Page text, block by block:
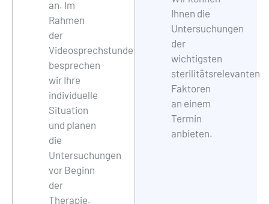
an. Im
Rahmen
der
Videosprechstunde
besprechen
wir Ihre
individuelle
Situation
und planen
die
Untersuchungen
vor Beginn
der
Therapie.
Ihnen die
Untersuchungen
der
wichtigsten
sterilitätsrelevanten
Faktoren
an einem
Termin
anbieten.